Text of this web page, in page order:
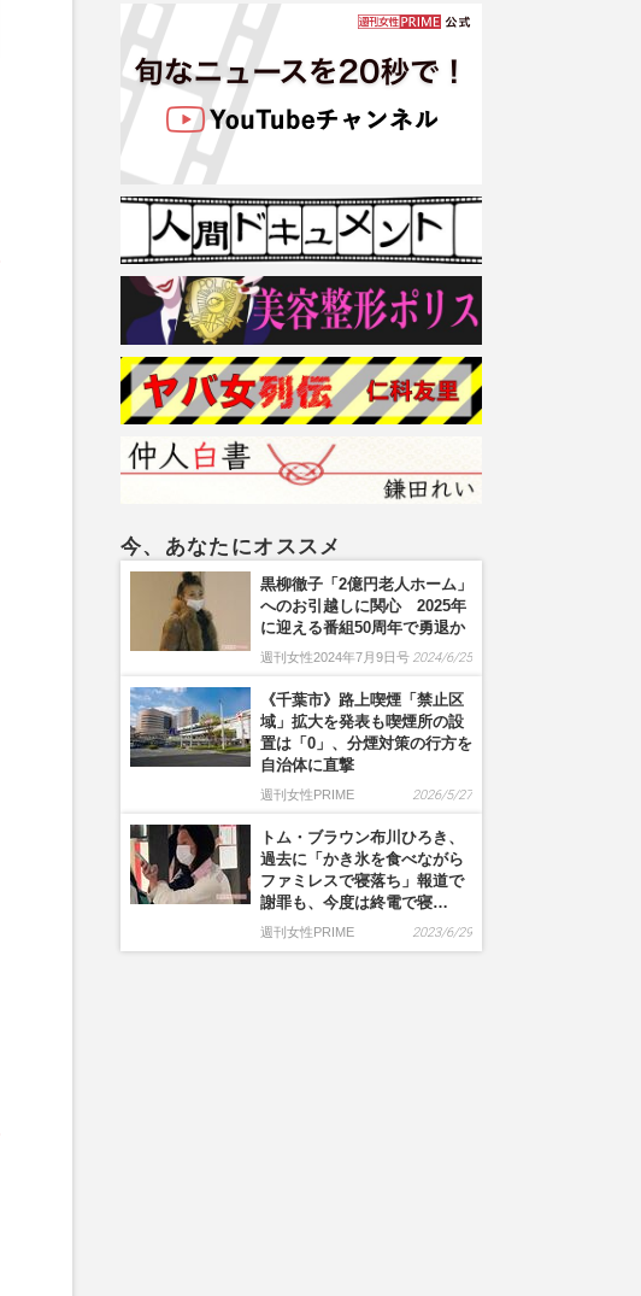
今、あなたにオススメ
黒柳徹子「2億円老人ホーム」
へのお引越しに関心 2025年
に迎える番組50周年で勇退か
週刊女性2024年7月9日号 2024/6/25
《千葉市》路上喫煙「禁止区
域」拡大を発表も喫煙所の設
置は「0」、分煙対策の行方を
自治体に直撃
週刊女性PRIME 2026/5/27
トム・ブラウン布川ひろき、
過去に「かき氷を食べながら
ファミレスで寝落ち」報道で
謝罪も、今度は終電で寝…
週刊女性PRIME 2023/6/29